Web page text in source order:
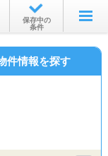
保存中の
条件
件情報を探す